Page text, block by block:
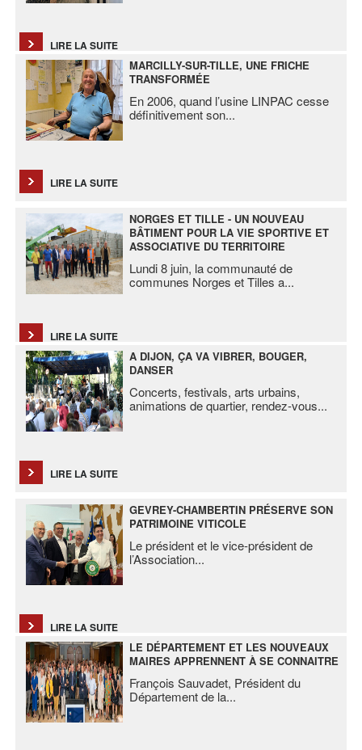
LIRE LA SUITE
MARCILLY-SUR-TILLE, UNE FRICHE
TRANSFORMÉE
En 2006, quand l’usine LINPAC cesse
définitivement son...
LIRE LA SUITE
NORGES ET TILLE - UN NOUVEAU
BÂTIMENT POUR LA VIE SPORTIVE ET
ASSOCIATIVE DU TERRITOIRE
Lundi 8 juin, la communauté de
communes Norges et Tilles a...
LIRE LA SUITE
A DIJON, ÇA VA VIBRER, BOUGER,
DANSER
Concerts, festivals, arts urbains,
animations de quartier, rendez-vous...
LIRE LA SUITE
GEVREY-CHAMBERTIN PRÉSERVE SON
PATRIMOINE VITICOLE
Le président et le vice-président de
l’Association...
LIRE LA SUITE
LE DÉPARTEMENT ET LES NOUVEAUX
MAIRES APPRENNENT À SE CONNAITRE
François Sauvadet, Président du
Département de la...